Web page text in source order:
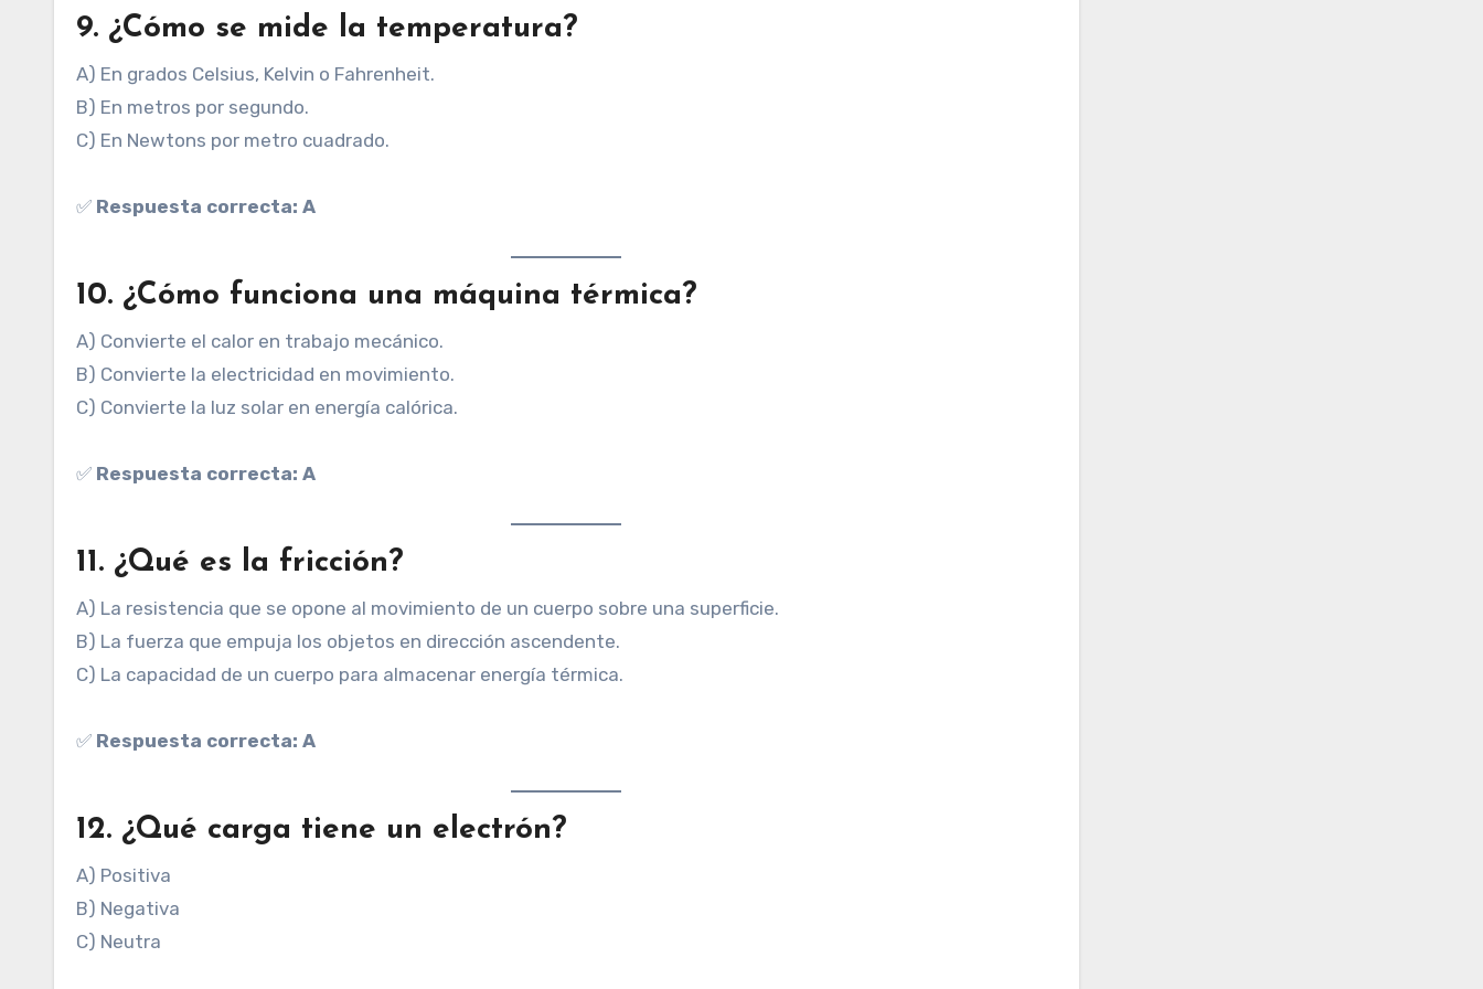
9. ¿Cómo se mide la temperatura?
A) En grados Celsius, Kelvin o Fahrenheit.
B) En metros por segundo.
C) En Newtons por metro cuadrado.
✅ Respuesta correcta: A
10. ¿Cómo funciona una máquina térmica?
A) Convierte el calor en trabajo mecánico.
B) Convierte la electricidad en movimiento.
C) Convierte la luz solar en energía calórica.
✅ Respuesta correcta: A
11. ¿Qué es la fricción?
A) La resistencia que se opone al movimiento de un cuerpo sobre una superficie.
B) La fuerza que empuja los objetos en dirección ascendente.
C) La capacidad de un cuerpo para almacenar energía térmica.
✅ Respuesta correcta: A
12. ¿Qué carga tiene un electrón?
A) Positiva
B) Negativa
C) Neutra